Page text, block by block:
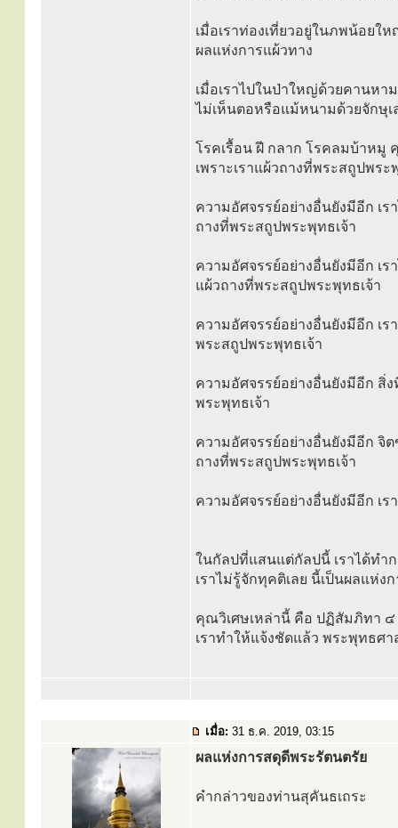
เมื่อเราท่องเที่ยวอยู่ในภพน้อยใ
ผลแห่งการแผ้วทาง
เมื่อเราไปในป่าใหญ่ด้วยคานหา
ไม่เห็นตอหรือแม้หนามด้วยจักษุ
โรคเรื้อน ฝี กลาก โรคลมบ้าหมู
เพราะเราแผ้วถางที่พระสถูปพระ
ความอัศจรรย์อย่างอื่นยังมีอีก เร
ถางที่พระสถูปพระพุทธเจ้า
ความอัศจรรย์อย่างอื่นยังมีอีก เ
แผ้วถางที่พระสถูปพระพุทธเจ้า
ความอัศจรรย์อย่างอื่นยังมีอีก เร
พระสถูปพระพุทธเจ้า
ความอัศจรรย์อย่างอื่นยังมีอีก สิ่
พระพุทธเจ้า
ความอัศจรรย์อย่างอื่นยังมีอีก จิ
ถางที่พระสถูปพระพุทธเจ้า
ความอัศจรรย์อย่างอื่นยังมีอีก เ
ในกัลปที่แสนแต่กัลปนี้ เราได้ทำ
เราไม่รู้จักทุคติเลย นี้เป็นผลแห่ง
คุณวิเศษเหล่านี้ คือ ปฏิสัมภิทา
เราทำให้แจ้งชัดแล้ว พระพุทธศา
เมื่อ: 31 ธ.ค. 2019, 03:15
ผลแห่งการสดุดีพระรัตนตรัย
คำกล่าวของท่านสุคันธเถระ